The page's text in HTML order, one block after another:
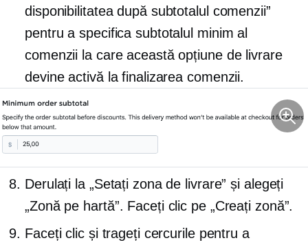
disponibilitatea după subtotalul comenzii”
pentru a specifica subtotalul minim al
comenzii la care această opțiune de livrare
devine activă la finalizarea comenzii.
Derulați la „Setați zona de livrare” și alegeți
„Zonă pe hartă”. Faceți clic pe „Creați zonă”.
Faceți clic și trageți cercurile pentru a